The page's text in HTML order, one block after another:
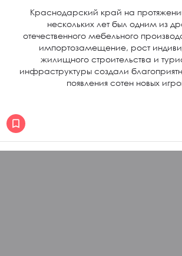
Краснодарский край на
нескольких лет был одним из
отечественного мебельного
импортозамещение, рост
жилищного строительства и
инфраструктуры создали
появления сотен новых